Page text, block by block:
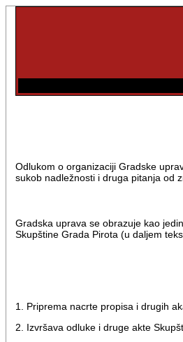
Odlukom o organizaciji Gradske
sukob nadležnosti i druga pitanja od
Gradska uprava se obrazuje kao
Skupštine Grada Pirota (u daljem
1. Priprema nacrte propisa i drugih
2. Izvršava odluke i druge akte